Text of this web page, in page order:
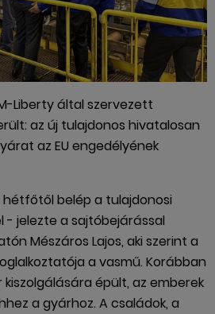
Liberty által szervezett
az új tulajdonos hivatalosan
az EU engedélyének
belép a tulajdonosi
- jelezte a sajtóbejárással
Mészáros Lajos, aki szerint a
a vasmű. Korábban
épült, az emberek
a gyárhoz. A családok, a